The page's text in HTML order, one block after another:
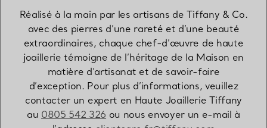
Réalisé à la main par les artisans de Tiffany & Co.
avec des pierres d’une rareté et d’une beauté
extraordinaires, chaque chef-d’œuvre de haute
joaillerie témoigne de l’héritage de la Maison en
matière d’artisanat et de savoir-faire
d’exception. Pour plus d’informations, veuillez
contacter un expert en Haute Joaillerie Tiffany
au 0805 542 326 ou nous envoyer un e-mail à